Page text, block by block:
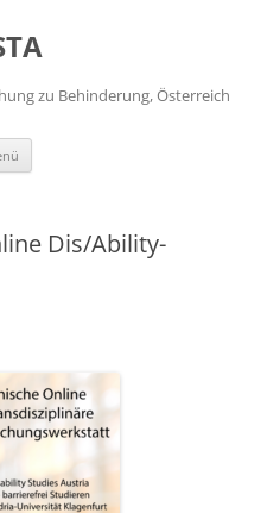
zu Behinderung, Österreich
Dis/Ability-